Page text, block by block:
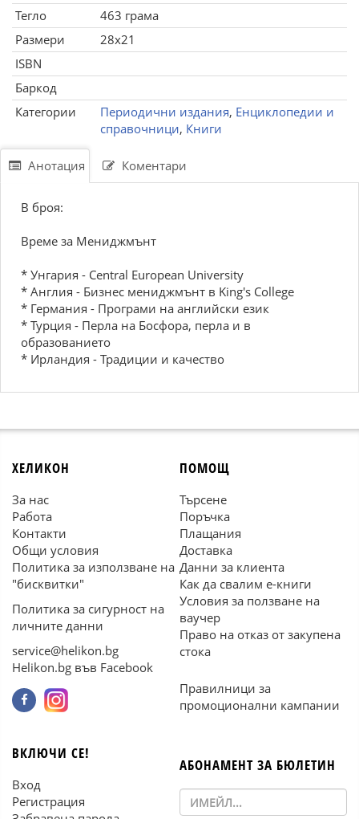
Тегло
463 грама
Размери
28x21
ISBN
Баркод
Категории
Периодични издания, Енциклопедии и
справочници, Книги
Анотация Коментари
В броя:
Време за Мениджмънт
* Унгария - Central European University
* Англия - Бизнес мениджмънт в King's College
* Германия - Програми на английски език
* Турция - Перла на Босфора, перла и в
образованието
* Ирландия - Традиции и качество
ХЕЛИКОН
За нас
Работа
Контакти
Общи условия
Политика за използване на
"бисквитки"
Политика за сигурност на
личните данни
service@helikon.bg
Helikon.bg във Facebook
ПОМОЩ
Търсене
Поръчка
Плащания
Доставка
Данни за клиента
Как да свалим е-книги
Условия за ползване на
ваучер
Право на отказ от закупена
стока
Правилници за
промоционални кампании
ВКЛЮЧИ СЕ!
Вход
Регистрация
АБОНАМЕНТ ЗА БЮЛЕТИН